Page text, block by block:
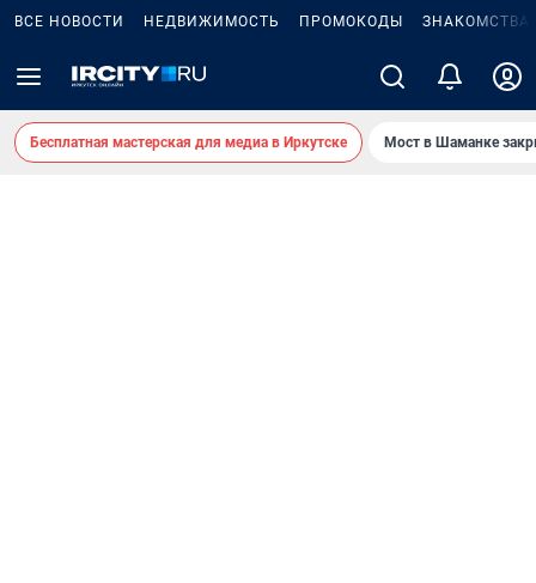
ВСЕ НОВОСТИ НЕДВИЖИМОСТЬ ПРОМОКОДЫ ЗНАКОМСТВА
Бесплатная мастерская для медиа в Иркутске Мост в Шаманке